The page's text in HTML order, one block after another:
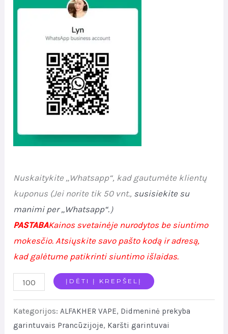
Nuskaitykite „Whatsapp“, kad gautumėte klientų
kuponus (Jei norite tik 50 vnt., susisiekite su
manimi per „Whatsapp“. ）
PASTABAKainos svetainėje nurodytos be siuntimo
mokesčio. Atsiųskite savo pašto kodą ir adresą,
kad galėtume patikrinti siuntimo išlaidas.
Top
Al
fakher
ĮDĖTI Į KREPŠELĮ
Kategorijos:ALFAKHER VAPE, Didmeninė prekyba
garintuvais Prancūzijoje, Karšti garintuvai